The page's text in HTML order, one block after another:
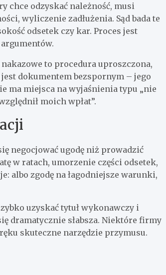
chce odzyskać należność, musi
wyliczenie zadłużenia. Sąd bada te
odsetek czy kar. Proces jest
to procedura uproszczona,
dokumentem bezspornym – jego
ma miejsca na wyjaśnienia typu „nie
moich wpłat”.
negocjować ugodę niż prowadzić
w ratach, umorzenie części odsetek,
albo zgodę na łagodniejsze warunki,
uzyskać tytuł wykonawczy i
dramatycznie słabsza. Niektóre firmy
skuteczne narzędzie przymusu.